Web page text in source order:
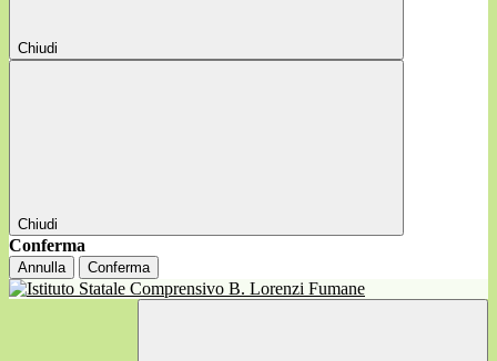
Chiudi
Chiudi
Conferma
Annulla Conferma